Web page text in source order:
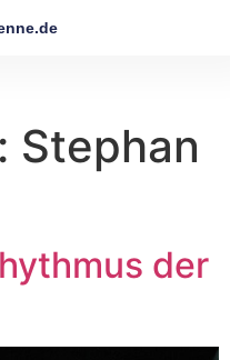
Stephan
der